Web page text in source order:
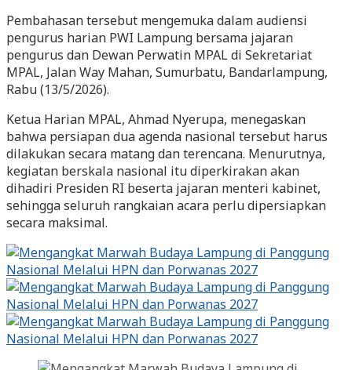
Pembahasan tersebut mengemuka dalam audiensi
pengurus harian PWI Lampung bersama jajaran
pengurus dan Dewan Perwatin MPAL di Sekretariat
MPAL, Jalan Way Mahan, Sumurbatu, Bandarlampung,
Rabu (13/5/2026).
Ketua Harian MPAL, Ahmad Nyerupa, menegaskan
bahwa persiapan dua agenda nasional tersebut harus
dilakukan secara matang dan terencana. Menurutnya,
kegiatan berskala nasional itu diperkirakan akan
dihadiri Presiden RI beserta jajaran menteri kabinet,
sehingga seluruh rangkaian acara perlu dipersiapkan
secara maksimal.